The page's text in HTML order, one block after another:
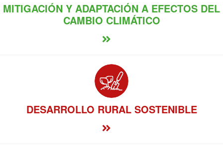
MITIGACIÓN Y ADAPTACIÓN A EFECTOS DEL
CAMBIO CLIMÁTICO
DESARROLLO RURAL SOSTENIBLE